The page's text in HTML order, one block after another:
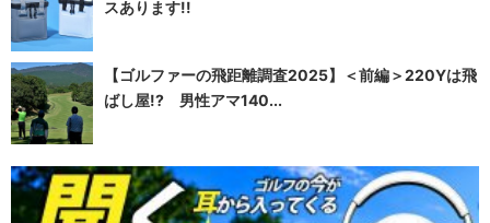
スあります!!
【ゴルファーの飛距離調査2025】＜前編＞220Yは飛
ばし屋!? 男性アマ140...